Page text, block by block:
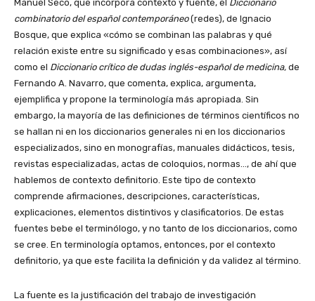
Manuel Seco, que incorpora contexto y fuente, el Diccionario
combinatorio del español contemporáneo(redes), de Ignacio
Bosque, que explica «cómo se combinan las palabras y qué
relación existe entre su significado y esas combinaciones», así
como el Diccionario crítico de dudas inglés-español de medicina, de
Fernando A. Navarro, que comenta, explica, argumenta,
ejemplifica y propone la terminología más apropiada. Sin
embargo, la mayoría de las definiciones de términos científicos no
se hallan ni en los diccionarios generales ni en los diccionarios
especializados, sino en monografías, manuales didácticos, tesis,
revistas especializadas, actas de coloquios, normas…, de ahí que
hablemos de contexto definitorio. Este tipo de contexto
comprende afirmaciones, descripciones, características,
explicaciones, elementos distintivos y clasificatorios. De estas
fuentes bebe el terminólogo, y no tanto de los diccionarios, como
se cree. En terminología optamos, entonces, por el contexto
definitorio, ya que este facilita la definición y da validez al término.
La fuente es la justificación del trabajo de investigación